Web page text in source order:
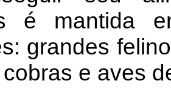
é mantida
grandes
e aves